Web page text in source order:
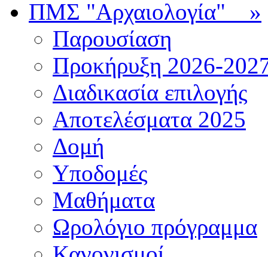
ΠΜΣ "Αρχαιολογία" »
Παρουσίαση
Προκήρυξη 2026-
Διαδικασία επιλογής
Αποτελέσματα 2025
Δομή
Υποδομές
Μαθήματα
Ωρολόγιο πρόγραμμα